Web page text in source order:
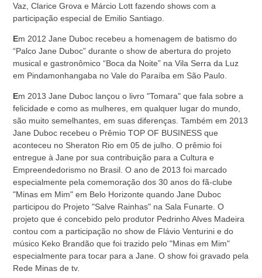
Vaz, Clarice Grova e Márcio Lott fazendo shows com a
participação especial de Emilio Santiago.
Em 2012 Jane Duboc recebeu a homenagem de batismo do
“Palco Jane Duboc” durante o show de abertura do projeto
musical e gastronômico “Boca da Noite” na Vila Serra da Luz
em Pindamonhangaba no Vale do Paraíba em São Paulo.
Em 2013 Jane Duboc lançou o livro "Tomara" que fala sobre a
felicidade e como as mulheres, em qualquer lugar do mundo,
são muito semelhantes, em suas diferenças. Também em 2013
Jane Duboc recebeu o Prêmio TOP OF BUSINESS que
aconteceu no Sheraton Rio em 05 de julho. O prêmio foi
entregue à Jane por sua contribuição para a Cultura e
Empreendedorismo no Brasil. O ano de 2013 foi marcado
especialmente pela comemoração dos 30 anos do fã-clube
"Minas em Mim" em Belo Horizonte quando Jane Duboc
participou do Projeto "Salve Rainhas" na Sala Funarte. O
projeto que é concebido pelo produtor Pedrinho Alves Madeira
contou com a participação no show de Flávio Venturini e do
músico Keko Brandão que foi trazido pelo "Minas em Mim"
especialmente para tocar para a Jane. O show foi gravado pela
Rede Minas de tv.